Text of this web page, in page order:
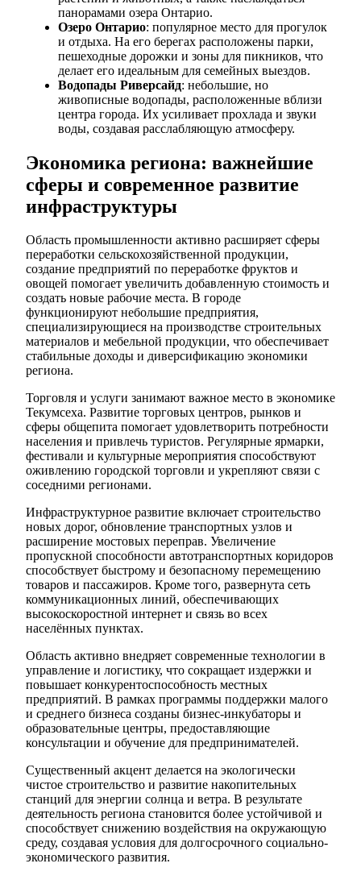
панорамами озера Онтарио.
Озеро Онтарио: популярное место для прогулок
и отдыха. На его берегах расположены парки,
пешеходные дорожки и зоны для пикников, что
делает его идеальным для семейных выездов.
Водопады Риверсайд: небольшие, но
живописные водопады, расположенные вблизи
центра города. Их усиливает прохлада и звуки
воды, создавая расслабляющую атмосферу.
Экономика региона: важнейшие
сферы и современное развитие
инфраструктуры
Область промышленности активно расширяет сферы
переработки сельскохозяйственной продукции,
создание предприятий по переработке фруктов и
овощей помогает увеличить добавленную стоимость и
создать новые рабочие места. В городе
функционируют небольшие предприятия,
специализирующиеся на производстве строительных
материалов и мебельной продукции, что обеспечивает
стабильные доходы и диверсификацию экономики
региона.
Торговля и услуги занимают важное место в экономике
Текумсеха. Развитие торговых центров, рынков и
сферы общепита помогает удовлетворить потребности
населения и привлечь туристов. Регулярные ярмарки,
фестивали и культурные мероприятия способствуют
оживлению городской торговли и укрепляют связи с
соседними регионами.
Инфраструктурное развитие включает строительство
новых дорог, обновление транспортных узлов и
расширение мостовых переправ. Увеличение
пропускной способности автотранспортных коридоров
способствует быстрому и безопасному перемещению
товаров и пассажиров. Кроме того, развернута сеть
коммуникационных линий, обеспечивающих
высокоскоростной интернет и связь во всех
населённых пунктах.
Область активно внедряет современные технологии в
управление и логистику, что сокращает издержки и
повышает конкурентоспособность местных
предприятий. В рамках программы поддержки малого
и среднего бизнеса созданы бизнес-инкубаторы и
образовательные центры, предоставляющие
консультации и обучение для предпринимателей.
Существенный акцент делается на экологически
чистое строительство и развитие накопительных
станций для энергии солнца и ветра. В результате
деятельность региона становится более устойчивой и
способствует снижению воздействия на окружающую
среду, создавая условия для долгосрочного социально-
экономического развития.